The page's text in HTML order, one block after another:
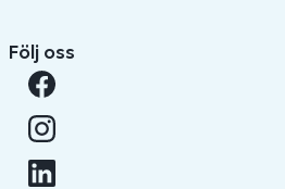
Följ oss